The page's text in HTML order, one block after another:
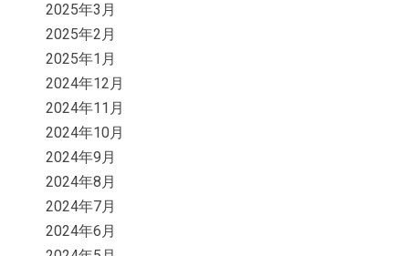
2025年3月
2025年2月
2025年1月
2024年12月
2024年11月
2024年10月
2024年9月
2024年8月
2024年7月
2024年6月